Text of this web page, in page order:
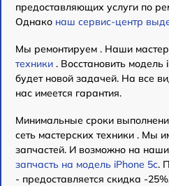
предоставляющих услуги по
Однако наш сервис-центр
Мы ремонтируем . Наши
техники . Восстановить модель
будет новой задачей. На все
нас имеется гарантия.
Минимальные сроки
сеть мастерских техники . Мы
запчастей. И возможно на
запчасть на модель iPhone 5c.
- предоставляется скидка -